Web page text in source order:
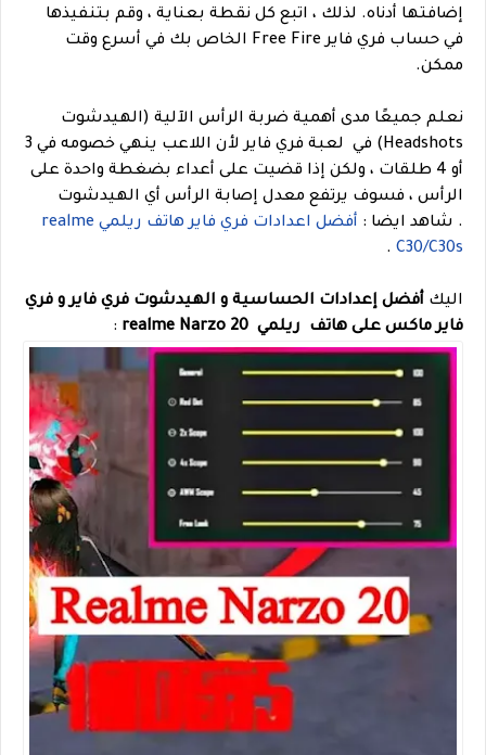
إضافتها أدناه. لذلك ، اتبع كل نقطة بعناية ، وقم بتنفيذها
في حساب فري فاير Free Fire الخاص بك في أسرع وقت
ممكن.
نعلم جميعًا مدى أهمية ضربة الرأس الآلية (الهيدشوت
Headshots) في لعبة فري فاير لأن اللاعب ينهي خصومه في 3
أو 4 طلقات ، ولكن إذا قضيت على أعداء بضغطة واحدة على
الرأس ، فسوف يرتفع معدل إصابة الرأس أي الهيدشوت
. شاهد ايضا :
أفضل اعدادات فري فاير هاتف ريلمي realme
C30/C30s
.
اليك أفضل إعدادات الحساسية و الهيدشوت فري فاير و فري
فاير ماكس على هاتف ريلمي realme Narzo 20
: